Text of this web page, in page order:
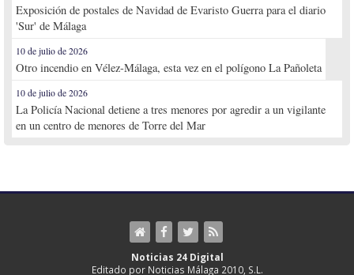
Exposición de postales de Navidad de Evaristo Guerra para el diario
'Sur' de Málaga
10 de julio de 2026
Otro incendio en Vélez-Málaga, esta vez en el polígono La Pañoleta
10 de julio de 2026
La Policía Nacional detiene a tres menores por agredir a un vigilante
en un centro de menores de Torre del Mar
Noticias 24 Digital
Editado por Noticias Málaga 2010, S.L.